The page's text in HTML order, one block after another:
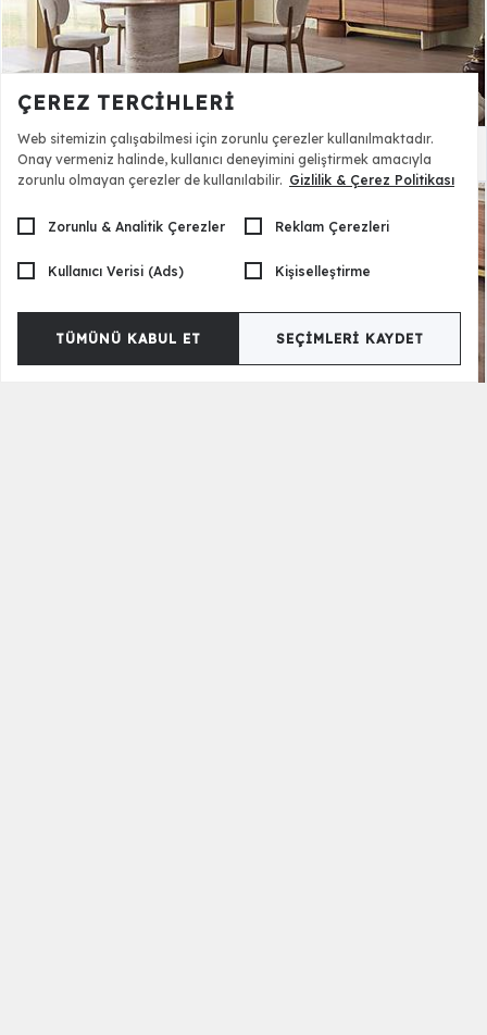
Adessa Yemek Odası 142.990,00 TL
ÇEREZ TERCIHLERI
Web sitemizin çalışabilmesi için zorunlu çerezler kullanılmaktadır.
Onay vermeniz halinde, kullanıcı deneyimini geliştirmek amacıyla
zorunlu olmayan çerezler de kullanılabilir. Gizlilik & Çerez Politikası
Zorunlu & Analitik Çerezler Reklam Çerezleri
Kullanıcı Verisi (Ads) Kişiselleştirme
TÜMÜNÜ KABUL ET SEÇIMLERI KAYDET